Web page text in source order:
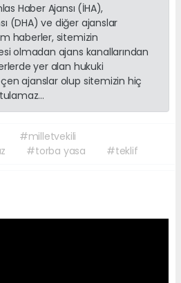
Haber Ajansı (İHA),
(DHA) ve diğer ajanslar
haberler, sitemizin
olmadan ajans kanallarından
yer alan hukuki
ajanslar olup sitemizin hiç
#milletvekili
#torba yasa #teklif